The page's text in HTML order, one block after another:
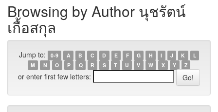
Browsing by Author นุชรัตน์
เกื้อสกุล
Jump to: 0-9 A B C D E F G H I J K
L
M
N O P Q R S T U V W X Y Z
or enter first few letters: